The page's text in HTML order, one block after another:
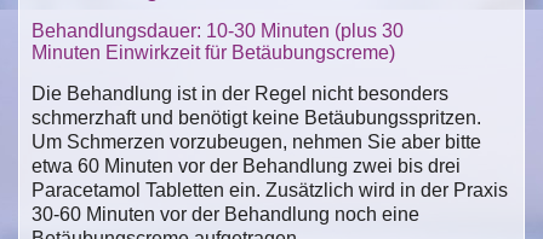
Behandlungsdauer: 10-30 Minuten (plus 30
Minuten Einwirkzeit für Betäubungscreme)
Die Behandlung ist in der Regel nicht besonders
schmerzhaft und benötigt keine Betäubungsspritzen.
Um Schmerzen vorzubeugen, nehmen Sie aber bitte
etwa 60 Minuten vor der Behandlung zwei bis drei
Paracetamol Tabletten ein. Zusätzlich wird in der Praxis
30-60 Minuten vor der Behandlung noch eine